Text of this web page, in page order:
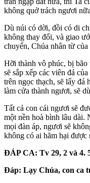
không quở trách ngươi
Dù núi có dời, đồi có di
không thay đổi, và giao
chuyển, Chúa nhân từ
Hỡi thành vô phúc, bị bão
sẽ sắp xếp các viên đá
trên ngọc thạch, sẽ lấy đá
làm cửa thành ngươi, sẽ
Tất cả con cái ngươi sẽ
một nền hoà bình lâu dài.
mọi đàn áp, ngươi sẽ
không có ai hãm hại
ĐÁP CA: Tv 29, 2 và 4.
Đáp: Lạy Chúa, con ca